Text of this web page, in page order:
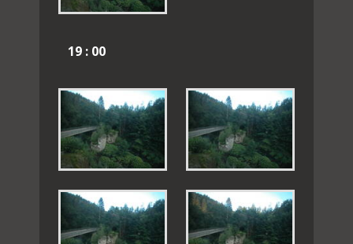
19 : 00